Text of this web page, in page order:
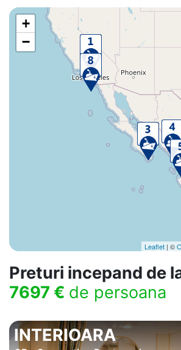
+
−
Leaflet | ©
Preturi incepand de
7697 € de persoana
INTERIOARA